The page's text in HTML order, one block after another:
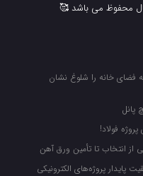
محفوظ می باشد 🥰
فضای خانه را شلوغ نشان
فولاد!
از انتخاب تا تأمین ورق آهن
پایدار پروژه‌های الکترونیکی